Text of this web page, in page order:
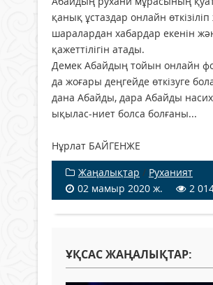
қанық ұстаздар онлайн
шаралардан хабардар екенін
қажеттілігін атады.
Демек Абайдың тойын онлайн
да жоғары деңгейде өткізуге
дана Абайды, дара Абайды
ықылас-ниет болса болғаны...
Нұрлат БАЙГЕНЖЕ
Жаңалықтар / Руханият
02 мамыр 2020 ж.
2
ҰҚСАС ЖАҢАЛЫҚТАР: